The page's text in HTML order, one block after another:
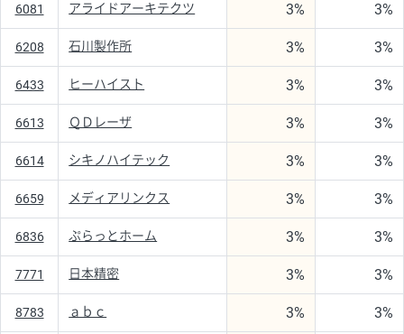
6081 アライドアーキテクツ 3% 3%
6208 石川製作所 3% 3%
6433 ヒーハイスト 3% 3%
6613 ＱＤレーザ 3% 3%
6614 シキノハイテック 3% 3%
6659 メディアリンクス 3% 3%
6836 ぷらっとホーム 3% 3%
7771 日本精密 3% 3%
8783 ａｂｃ 3% 3%